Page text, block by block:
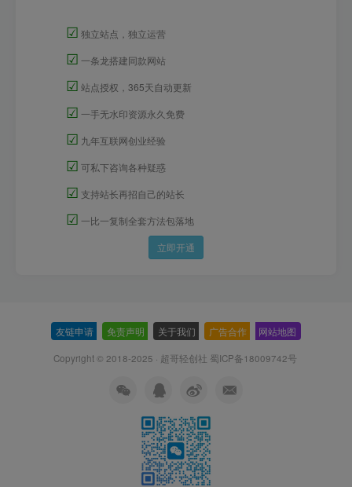
☑ 独立站点，独立运营
☑ 一条龙搭建同款网站
☑ 站点授权，365天自动更新
☑ 一手无水印资源永久免费
☑ 九年互联网创业经验
☑ 可私下咨询各种疑惑
☑ 支持站长再招自己的站长
☑ 一比一复制全套方法包落地
立即开通
友链申请 免责声明 关于我们 广告合作 网站地图
Copyright © 2018-2025 · 超哥轻创社 蜀ICP备18009742号